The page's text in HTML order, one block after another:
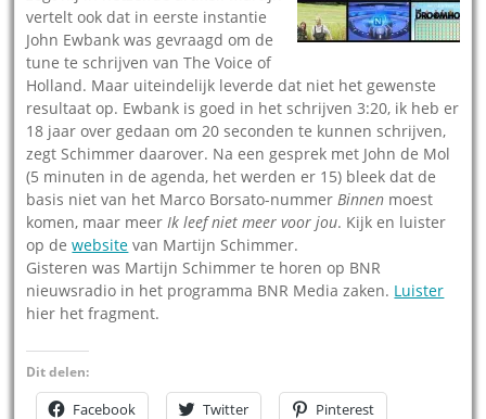
vertelt ook dat in eerste instantie
John Ewbank was gevraagd om de
tune te schrijven van The Voice of
Holland. Maar uiteindelijk leverde dat niet het gewenste
resultaat op. Ewbank is goed in het schrijven 3:20, ik heb er
18 jaar over gedaan om 20 seconden te kunnen schrijven,
zegt Schimmer daarover. Na een gesprek met John de Mol
(5 minuten in de agenda, het werden er 15) bleek dat de
basis niet van het Marco Borsato-nummerBinnen moest
komen, maar meerIk leef niet meer voor jou. Kijk en luister
op dewebsite van Martijn Schimmer.
Gisteren was Martijn Schimmer te horen op BNR
nieuwsradio in het programma BNR Media zaken. Luister
hier het fragment.
Dit delen:
Facebook Twitter Pinterest